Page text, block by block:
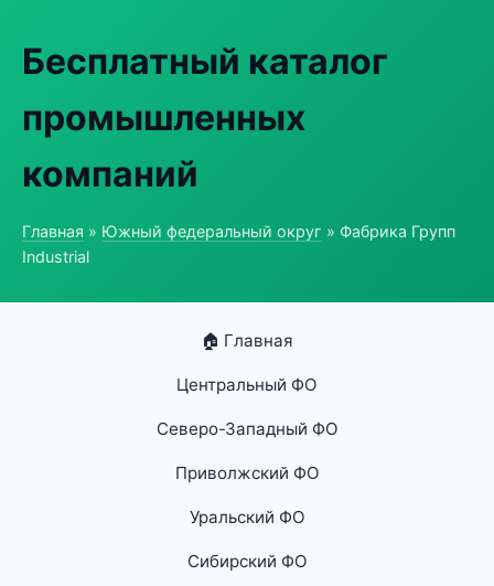
Бесплатный каталог
промышленных
компаний
Главная » Южный федеральный округ » Фабрика Групп
Industrial
🏠 Главная
Центральный ФО
Северо-Западный ФО
Приволжский ФО
Уральский ФО
Сибирский ФО